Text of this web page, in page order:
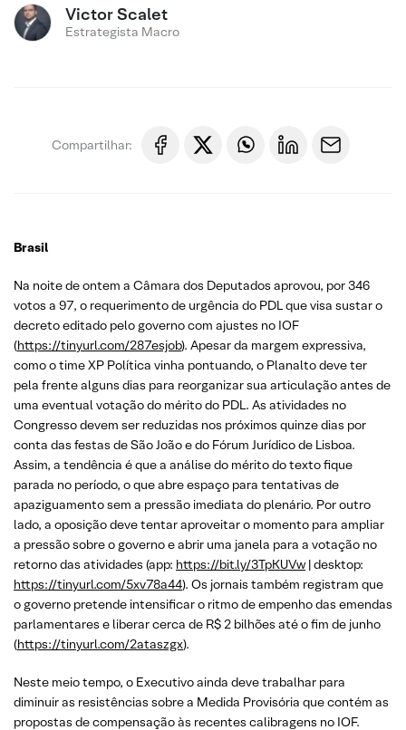
Victor Scalet
Estrategista Macro
Compartilhar:
Brasil
Na noite de ontem a Câmara dos Deputados aprovou, por 346
votos a 97, o requerimento de urgência do PDL que visa sustar o
decreto editado pelo governo com ajustes no IOF
(https://tinyurl.com/287esjob). Apesar da margem expressiva,
como o time XP Política vinha pontuando, o Planalto deve ter
pela frente alguns dias para reorganizar sua articulação antes de
uma eventual votação do mérito do PDL. As atividades no
Congresso devem ser reduzidas nos próximos quinze dias por
conta das festas de São João e do Fórum Jurídico de Lisboa.
Assim, a tendência é que a análise do mérito do texto fique
parada no período, o que abre espaço para tentativas de
apaziguamento sem a pressão imediata do plenário. Por outro
lado, a oposição deve tentar aproveitar o momento para ampliar
a pressão sobre o governo e abrir uma janela para a votação no
retorno das atividades (app: https://bit.ly/3TpKUVw| desktop:
https://tinyurl.com/5xv78a44). Os jornais também registram que
o governo pretende intensificar o ritmo de empenho das emendas
parlamentares e liberar cerca de R$ 2 bilhões até o fim de junho
(https://tinyurl.com/2ataszgx).
Neste meio tempo, o Executivo ainda deve trabalhar para
diminuir as resistências sobre a Medida Provisória que contém as
propostas de compensação às recentes calibragens no IOF.